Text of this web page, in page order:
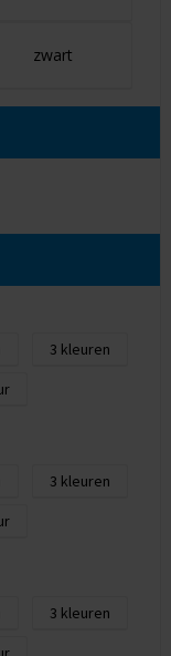
zwart
3
3
3